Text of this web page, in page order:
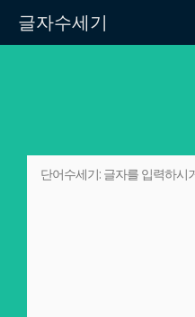
Skip글자수세기